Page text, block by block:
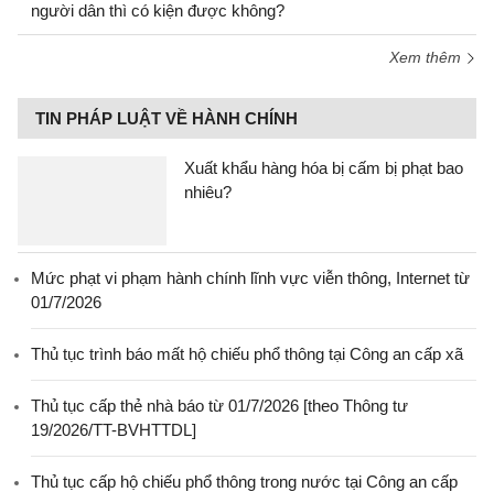
người dân thì có kiện được không?
Xem thêm
TIN PHÁP LUẬT VỀ HÀNH CHÍNH
Xuất khẩu hàng hóa bị cấm bị phạt bao
nhiêu?
Mức phạt vi phạm hành chính lĩnh vực viễn thông, Internet từ
01/7/2026
Thủ tục trình báo mất hộ chiếu phổ thông tại Công an cấp xã
Thủ tục cấp thẻ nhà báo từ 01/7/2026 [theo Thông tư
19/2026/TT-BVHTTDL]
Thủ tục cấp hộ chiếu phổ thông trong nước tại Công an cấp